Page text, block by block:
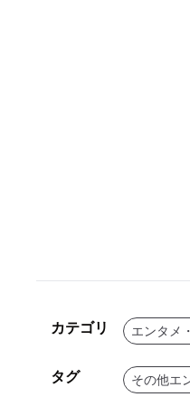
カテゴリ エンタメ
タグ その他エ